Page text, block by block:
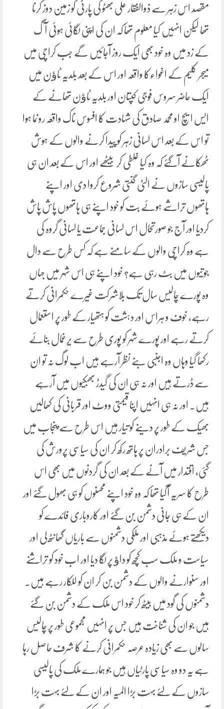
مقصد اس زہر سے ذوالفقار علی بھٹو کی پارٹی کو زمین دوز کرنا
تھا لیکن انہیں کیا معلوم تھا کہ ان کی اپنی لگائی ہوئی آگ
کے زد میں وہ خود بھی ایک روز آجائیں گے جب کراچی میں
میجر کلیم کے اغواءکا واقعہ اور اس کے بعد بلدیہ ٹاﺅن میں
ایک حاضر سروس فوجی کپتان اور بلدیہ ٹاﺅن تھانے کے
ایس ایچ او محمد صادق کی شہادت کا افسوس ناک واقعہ رونما ہوا
تو اس کے بعد اس لسانی زہر کو پیدا کرنے والوں کے ہوش
ٹھکانے آگئے کہ وہ کیا غلطی کر بیٹھے اور اس کے بعد ان ہی
پالیسی سازوں نے الٹی گنتی شروع کروا دی اور اپنے
ہاتھوں تراشے ہوئے بت کو خود اپنے ہی ہاتھوں پاش پاش
کردیا اور آج جو صورتحال اس لسانی جماعت یا لسانی گروہ کی
ہے وہ کراچی والوں کے سامنے ہے کہ کس طرح سے دال
جوتیوں میں بٹ رہی ہے؟ خود اپنے ہی اس شہر میں جہاں
وہ پورے چالیس سال تک بلاشرکت غیرے حکمرانی کرتے
رہے، خوف و ہراس اور دہشت کو ہتھیار کے طور پر استعمال
کرتے رہے اور پورے شہر کو پوری طرح سے یرغمال بنائے
رکھا گیا وہاں وہ اجنبی بنے نظر آرہے ہیں اب لوگ نہ تو ان
سے ڈرتے ہیں اور نہ ہی ان کی گیدڑ بھبکیوں میں آرہے
ہیں۔ اور نہ ہی انہیں اپنا قیمتی ووٹ اور قربانی کی کھالیں
بھیک کے طور پر دینے کو تیار ہیں اس طرح سے پنجاب میں
جس شریف برادران پر ہاتھ رکھ کر ان کی سیاسی پرورش کی
گئی، اقتدار میں آنے کے بعد ان کی گردنوں میں بھی اس
طرح کا سریہ آگیا تھا کہ وہ خود اپنے محسنوں کو ہی بھول گئے اور
ان کے ہی جانی دشمن بن گئے اور کاروباری فائدے کو
دیکھتے ہوئے مذہبی اور ملکی دشمنوں سے باریاں گھانٹھ لی اور
سیاست و ملک سب کچھ کو داﺅ پر لگا دیا اور اب خود کو تراشنے
اور سنوارنے والوں کے دشمن بن کر ان کو للکار رہے ہیں۔
دشمنوں کی گود میں بیٹھ کر خود اس ملک کے دشمن بن گئے
ہیں جو ان کی شناخت ہیں جس پر انہیں مجموعی طور پر چالیس
سالوں سے بھی زیادہ عرصہ حکمرانی کرنے کا شرف حاصل رہا
ہے یہ دو وہ سیاسی پارٹیاں ہیں جو ہمارے ملک کی پالیسی
سازوں کے لئے بہت بڑا المیہ اور ان کے لئے بہت بڑا